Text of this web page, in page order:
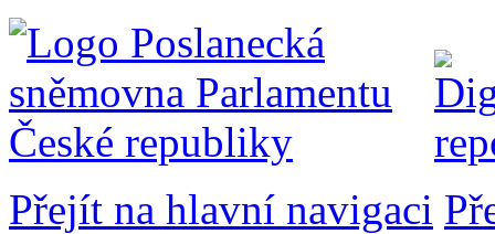
Přejít na hlavní navigaci